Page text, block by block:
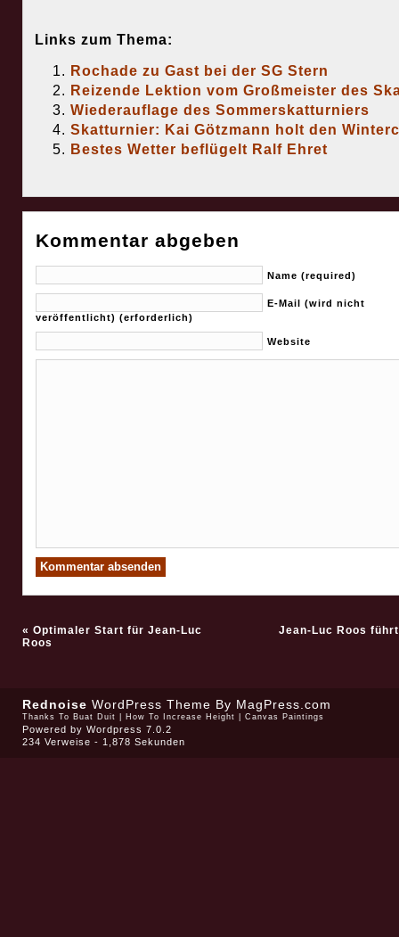
Links zum Thema:
Rochade zu Gast bei der SG Stern
Reizende Lektion vom Großmeister des
Wiederauflage des Sommerskatturniers
Skatturnier: Kai Götzmann holt den
Bestes Wetter beflügelt Ralf Ehret
Kommentar abgeben
Name (required)
E-Mail (wird nicht
veröffentlicht) (erforderlich)
Website
« Optimaler Start für Jean-Luc
Roos
Jean-Luc Roos
Rednoise WordPress Theme By MagPress.com
Thanks To Buat Duit How To Increase Height Canvas Paintings
Powered by Wordpress 7.0.2
234 Verweise - 1,878 Sekunden